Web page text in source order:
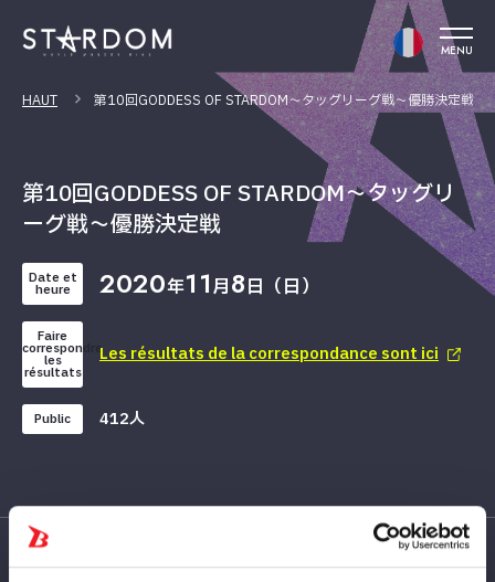
MENU
HAUT 第10回GODDESS OF STARDOM～タッグリーグ戦～優勝決定戦
第10回GODDESS OF STARDOM～タッグリ
ーグ戦～優勝決定戦
Date et
heure 2020年11月8日（日）
Faire
correspondre
les
résultats
Les résultats de la correspondance sont ici
Public 412人